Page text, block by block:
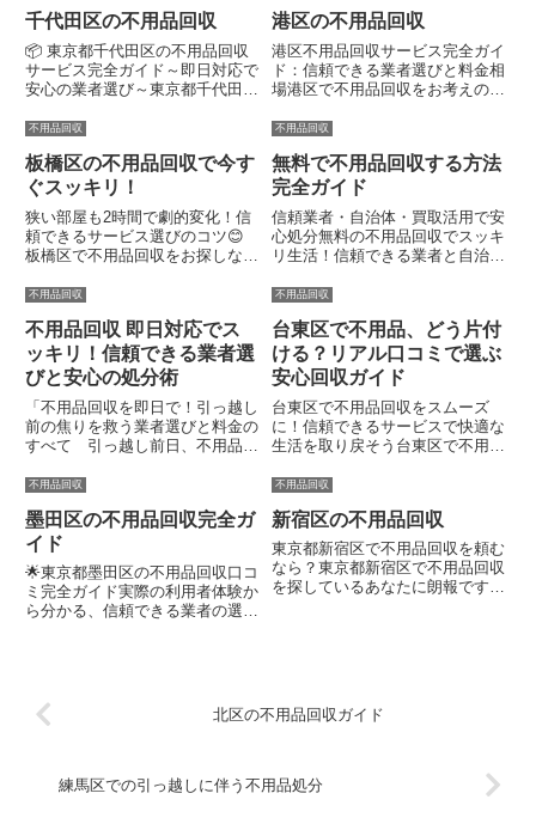
忙しい30～40代の方でも、手間
なくスッキリ片付けられる業...
や家電も、プロのサービスなら
千代田区の不用品回収
📦 東京都千代田区の不用品回収
サービス完全ガイド～即日対応で
安心の業者選び～東京都千代田区
へ。引越しや大掃除など、急な不
この記事では「すぐに頼めて、損
しない」業者選びのポイントを、
利...
港区の不用品回収
港区不用品回収サービス完全ガイ
ド：信頼できる業者選びと料金相
場港区で不用品回収をお考えの方
と透明な料金体系が特徴で、即日
回収も実現できます。港区で不用
品回収をスムーズに進めるな
不用品回収
板橋区の不用品回収で今す
ぐスッキリ！
狭い部屋も2時間で劇的変化！信
頼できるサービス選びのコツ😊
板橋区で不用品回収をお探しな
依頼するのが一番です。 エコ☆
ど、即日対応や明朗会計のサービ
スが人気で、部屋がスッキリ片付
く喜...
不用品回収
無料で不用品回収する方法
完全ガイド
信頼業者・自治体・買取活用で安
心処分無料の不用品回収でスッキ
リ生活！信頼できる業者と自治体
用品を無料で処分したいのに、怪
りませんか？この記事では、無料
回収の仕組みや安全な業者選
び、...
不用品回収
不用品回収 即日対応でス
ッキリ！信頼できる業者選
びと安心の処分術
「不用品回収を即日で！引っ越し
前の焦りを救う業者選びと料金の
すべて 引っ越し前日、不用品が
取れず焦っていませんか？📦
屋が片付き、新しいスタートが切
れる準備が整います！」 あくま
不用品回収
台東区で不用品、どう片付
ける？リアル口コミで選ぶ
安心回収ガイド
台東区で不用品回収をスムーズ
に！信頼できるサービスで快適な
生活を取り戻そう台東区で不用品
者や自治体のサービスを利用すれ
させられます😊忙しい生活や狭
い住宅環境でも、即日対応や丁寧
な作...
不用品回収
墨田区の不用品回収完全ガ
イド
🌟東京都墨田区の不用品回収口コ
ミ完全ガイド実際の利用者体験か
ら分かる、信頼できる業者の選び
ス、ありませんか？ 利用者の口
コ...
不用品回収
新宿区の不用品回収
東京都新宿区で不用品回収を頼む
なら？東京都新宿区で不用品回収
を探しているあなたに朗報です。
北区の不用品回収ガイド
練馬区での引っ越しに伴う不用品処分